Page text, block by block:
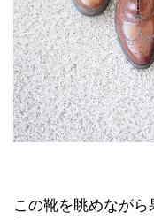
この靴を眺めなが